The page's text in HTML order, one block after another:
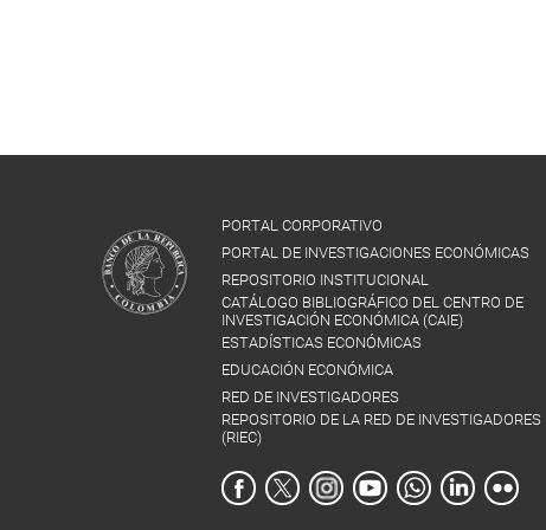
PORTAL CORPORATIVO
PORTAL DE INVESTIGACIONES ECONÓMICAS
REPOSITORIO INSTITUCIONAL
CATÁLOGO BIBLIOGRÁFICO DEL CENTRO DE
INVESTIGACIÓN ECONÓMICA (CAIE)
ESTADÍSTICAS ECONÓMICAS
EDUCACIÓN ECONÓMICA
RED DE INVESTIGADORES
REPOSITORIO DE LA RED DE INVESTIGADORES
(RIEC)